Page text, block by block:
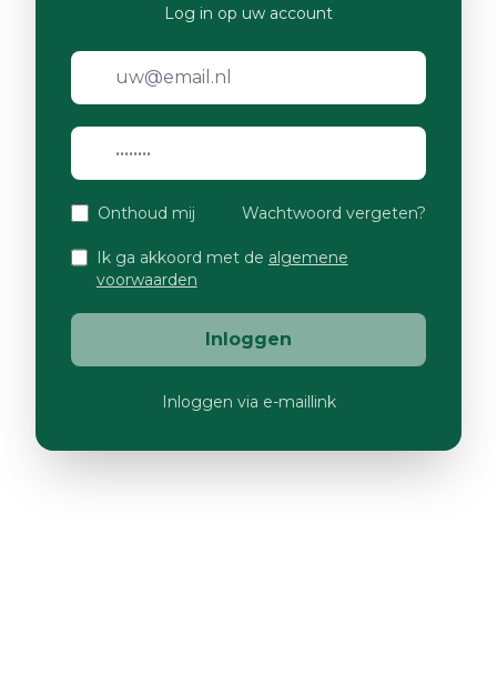
Log in op uw account
Onthoud mij Wachtwoord vergeten?
Ik ga akkoord met de algemene
voorwaarden
Inloggen
Inloggen via e-maillink